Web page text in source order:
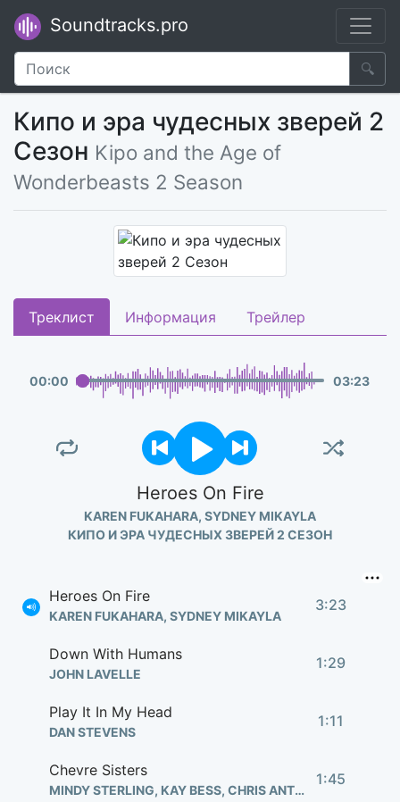
Soundtracks.pro
🔍
Кипо и эра чудесных зверей 2
Сезон Kipo and the Age of
Wonderbeasts 2 Season
Треклист Информация Трейлер
00:00 03:23
Heroes On Fire
KAREN FUKAHARA, SYDNEY MIKAYLA
КИПО И ЭРА ЧУДЕСНЫХ ЗВЕРЕЙ 2 СЕЗОН
Heroes On Fire
KAREN FUKAHARA, SYDNEY MIKAYLA
3:23
Down With Humans
JOHN LAVELLE
1:29
Play It In My Head
DAN STEVENS
1:11
Chevre Sisters
MINDY STERLING, KAY BESS, CHRIS ANTHONY LANSDOWNE
1:45